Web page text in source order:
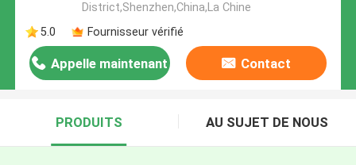
District,Shenzhen,China,La Chine
5.0
Fournisseur vérifié
Appelle maintenant Contact
PRODUITS AU SUJET DE NOUS